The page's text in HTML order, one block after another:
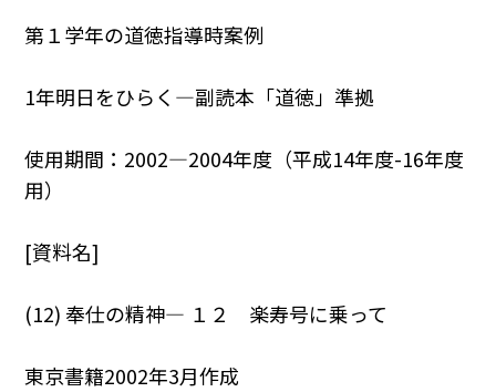
第１学年の道徳指導時案例
1年明日をひらく―副読本「道徳」準拠
使用期間：2002―2004年度（平成14年度-16年度
用）
[資料名]
(12) 奉仕の精神― １２ 楽寿号に乗って
東京書籍2002年3月作成